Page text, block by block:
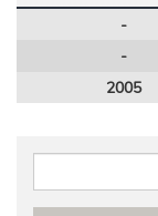
-
-
2005